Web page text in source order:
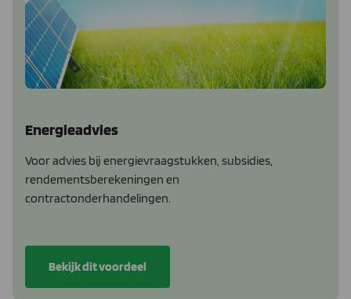
Energieadvies
Voor advies bij energievraagstukken, subsidies,
rendementsberekeningen en
contractonderhandelingen.
Bekijk dit voordeel